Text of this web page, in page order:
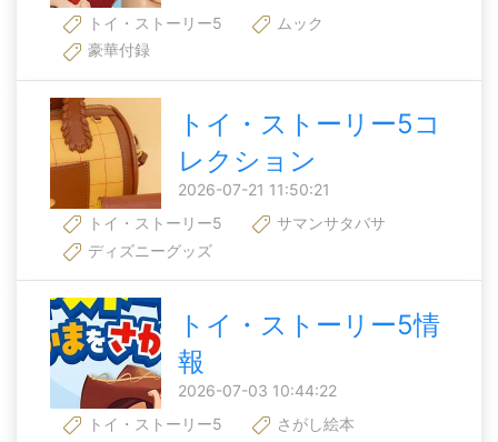
トイ・ストーリー5
ムック
豪華付録
トイ・ストーリー5コ
レクション
2026-07-21 11:50:21
トイ・ストーリー5
サマンサタバサ
ディズニーグッズ
トイ・ストーリー5情
報
2026-07-03 10:44:22
トイ・ストーリー5
さがし絵本